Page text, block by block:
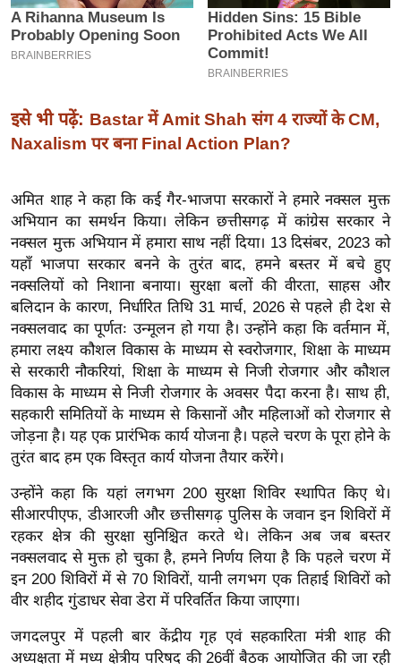
ई
-
पे
र
मि
सा
बे
मि
सा
ल
श
ख्सि
य
त
यं
ग
इं
डि
या
सा
हि
त्य
ज
ग
त
इसे भी पढ़ें: Bastar में Amit Shah संग 4 राज्यों के CM,
Naxalism पर बना Final Action Plan?
अमित शाह ने कहा कि कई गैर-भाजपा सरकारों ने हमारे नक्सल मुक्त
अभियान का समर्थन किया। लेकिन छत्तीसगढ़ में कांग्रेस सरकार ने
नक्सल मुक्त अभियान में हमारा साथ नहीं दिया। 13 दिसंबर, 2023 को
यहाँ भाजपा सरकार बनने के तुरंत बाद, हमने बस्तर में बचे हुए
नक्सलियों को निशाना बनाया। सुरक्षा बलों की वीरता, साहस और
बलिदान के कारण, निर्धारित तिथि 31 मार्च, 2026 से पहले ही देश से
नक्सलवाद का पूर्णतः उन्मूलन हो गया है। उन्होंने कहा कि वर्तमान में,
हमारा लक्ष्य कौशल विकास के माध्यम से स्वरोजगार, शिक्षा के माध्यम
से सरकारी नौकरियां, शिक्षा के माध्यम से निजी रोजगार और कौशल
विकास के माध्यम से निजी रोजगार के अवसर पैदा करना है। साथ ही,
सहकारी समितियों के माध्यम से किसानों और महिलाओं को रोजगार से
जोड़ना है। यह एक प्रारंभिक कार्य योजना है। पहले चरण के पूरा होने के
तुरंत बाद हम एक विस्तृत कार्य योजना तैयार करेंगे।
उन्होंने कहा कि यहां लगभग 200 सुरक्षा शिविर स्थापित किए थे।
सीआरपीएफ, डीआरजी और छत्तीसगढ़ पुलिस के जवान इन शिविरों में
रहकर क्षेत्र की सुरक्षा सुनिश्चित करते थे। लेकिन अब जब बस्तर
नक्सलवाद से मुक्त हो चुका है, हमने निर्णय लिया है कि पहले चरण में
इन 200 शिविरों में से 70 शिविरों, यानी लगभग एक तिहाई शिविरों को
वीर शहीद गुंडाधर सेवा डेरा में परिवर्तित किया जाएगा।
जगदलपुर में पहली बार केंद्रीय गृह एवं सहकारिता मंत्री शाह की
अध्यक्षता में मध्य क्षेत्रीय परिषद की 26वीं बैठक आयोजित की जा रही